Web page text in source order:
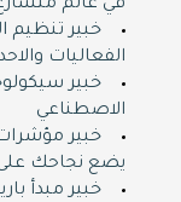
في عالم
خبير تنظيم
الفعاليات
خبير
الاصطناعي
يضع نجاحك